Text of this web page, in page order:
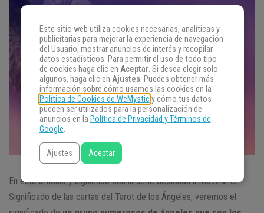
En este artículo y siguiendo con la serie dedicada a mostrar el
Significado de las cartas del Tarot de los Ángeles, veremos el
Este sitio web utiliza cookies necesarias, analíticas y
publicitarias para mejorar la experiencia de navegación
del Usuario, mostrar anuncios de interés y recopilar
datos estadísticos. Para permitir el uso de todo tipo
de cookies haga clic en Aceptar. Si desea elegir solo
algunos, haga clic en Ajustes. Puedes obtener más
información sobre cómo usamos las cookies en la
Política de Cookies de WeMysticy cómo tus datos
pueden ser utilizados para la personalización de
anuncios en la Política de Privacidad y Términos de
Google.
Ajustes Aceptar